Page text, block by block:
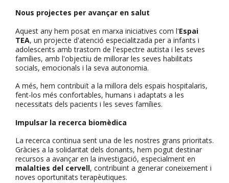
Nous projectes per avançar en salut
Aquest any hem posat en marxa iniciatives com l'Espai
TEA, un projecte d'atenció especialitzada per a infants i
adolescents amb trastorn de l'espectre autista i les seves
famílies, amb l'objectiu de millorar les seves habilitats
socials, emocionals i la seva autonomia.
A més, hem contribuït a la millora dels espais hospitalaris,
fent-los més confortables, humans i adaptats a les
necessitats dels pacients i les seves famílies.
Impulsar la recerca biomèdica
La recerca continua sent una de les nostres grans prioritats.
Gràcies a la solidaritat dels donants, hem pogut destinar
recursos a avançar en la investigació, especialment en
malalties del cervell, contribuint a generar coneixement i
noves oportunitats terapèutiques.